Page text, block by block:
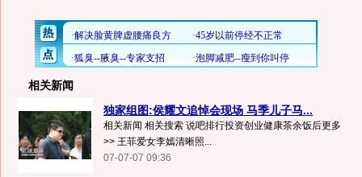
相关新闻
独家组图:侯耀文追悼会现场 马季儿子马...
相关新闻 相关搜索 说吧排行投资创业健康茶余饭后更多
>> 王菲爱女李嫣清晰照...
07-07-07 09:36